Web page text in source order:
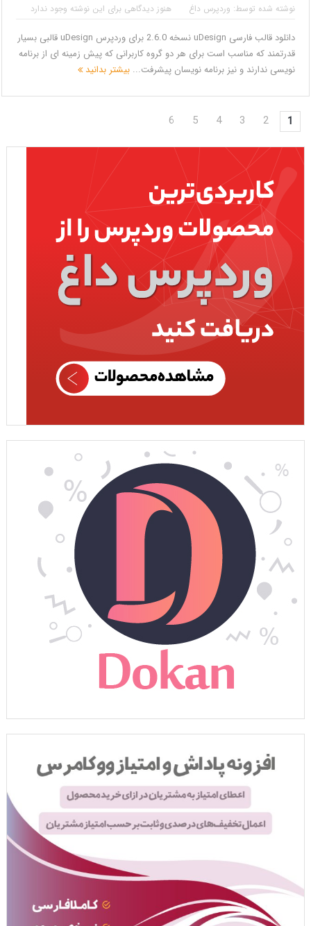
نوشته شده توسط: وردپرس داغ هنوز دیدگاهی برای این نوشته وجود ندارد
دانلود قالب فارسی uDesign نسخه 2.6.0 برای وردپرس uDesign قالبی بسیار
قدرتمند که مناسب است برای هر دو گروه کاربرانی که پیش زمینه ای از برنامه
نویسی ندارند و نیز برنامه نویسان پیشرفت... بیشتر بدانید
1
2
3
4
5
6